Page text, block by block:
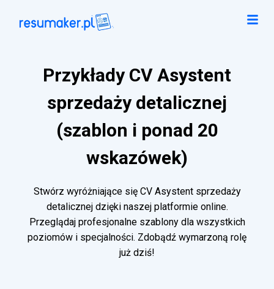
Przykłady CV Asystent
sprzedaży detalicznej
(szablon i ponad 20
wskazówek)
Stwórz wyróżniające się CV Asystent sprzedaży
detalicznej dzięki naszej platformie online.
Przeglądaj profesjonalne szablony dla wszystkich
poziomów i specjalności. Zdobądź wymarzoną rolę
już dziś!